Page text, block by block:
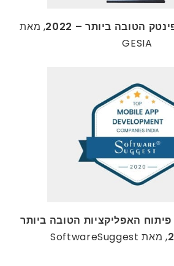
הטובה ביותר – 2022
, מאת
GESIA
האפליקציות הטובה ביותר
, מאת SoftwareSuggest